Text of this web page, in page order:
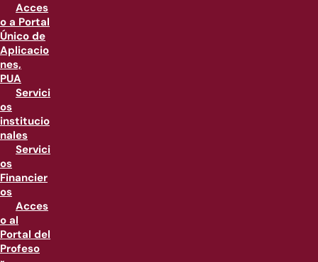
Acces
o a Portal
Único de
Aplicacio
nes,
PUA
Servici
os
institucio
nales
Servici
os
Financier
os
Acces
o al
Portal del
Profeso